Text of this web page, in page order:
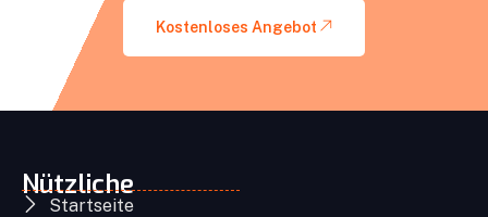
Kostenloses Angebot
Nützliche
Startseite